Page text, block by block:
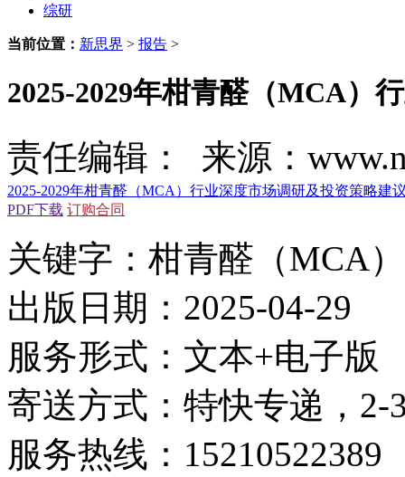
综研
当前位置： 新思界 > 报告 >
2025-2029年柑青醛（MCA）
责任编辑： 来源：
2025-2029年柑青醛（MCA）行业深度市场调研及投资策略建
PDF下载 订购合同
关键字：柑青醛（MCA）
出版日期：2025-04-29
服务形式：文本+电子版
寄送方式：特快专递，2-
服务热线：15210522389